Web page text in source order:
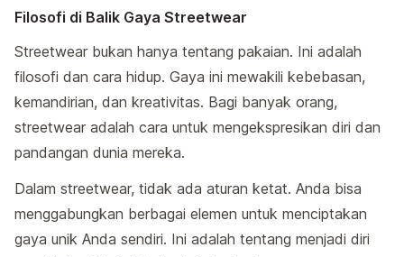
Filosofi di Balik Gaya Streetwear
Streetwear bukan hanya tentang pakaian. Ini adalah
filosofi dan cara hidup. Gaya ini mewakili kebebasan,
kemandirian, dan kreativitas. Bagi banyak orang,
streetwear adalah cara untuk mengekspresikan diri dan
pandangan dunia mereka.
Dalam streetwear, tidak ada aturan ketat. Anda bisa
menggabungkan berbagai elemen untuk menciptakan
gaya unik Anda sendiri. Ini adalah tentang menjadi diri